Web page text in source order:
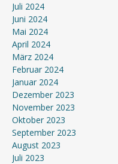
Juli 2024
Juni 2024
Mai 2024
April 2024
März 2024
Februar 2024
Januar 2024
Dezember 2023
November 2023
Oktober 2023
September 2023
August 2023
Juli 2023